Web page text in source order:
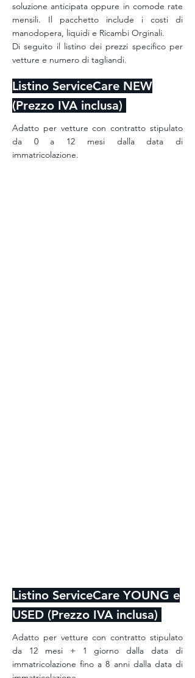
soluzione anticipata oppure in comode rate
mensili. Il pacchetto include i costi di
manodopera, liquidi e Ricambi Orginali.
Di seguito il listino dei prezzi specifico per
vetture e numero di tagliandi.
Listino ServiceCare NEW
(Prezzo IVA inclusa)
Adatto per vetture con contratto stipulato
da 0 a 12 mesi dalla data di
immatricolazione.
Listino ServiceCare YOUNG e
USED (Prezzo IVA inclusa)
Adatto per vetture con contratto stipulato
da 12 mesi + 1 giorno dalla data di
immatricolazione fino a 8 anni dalla data di